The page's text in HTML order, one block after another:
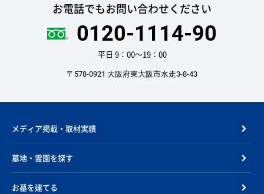
お電話でもお問い合わせください
0120-1114-90
平日 9：00〜19：00
〒578-0921 大阪府東大阪市水走3-8-43
メディア掲載・取材実績
墓地・霊園を探す
お墓を建てる